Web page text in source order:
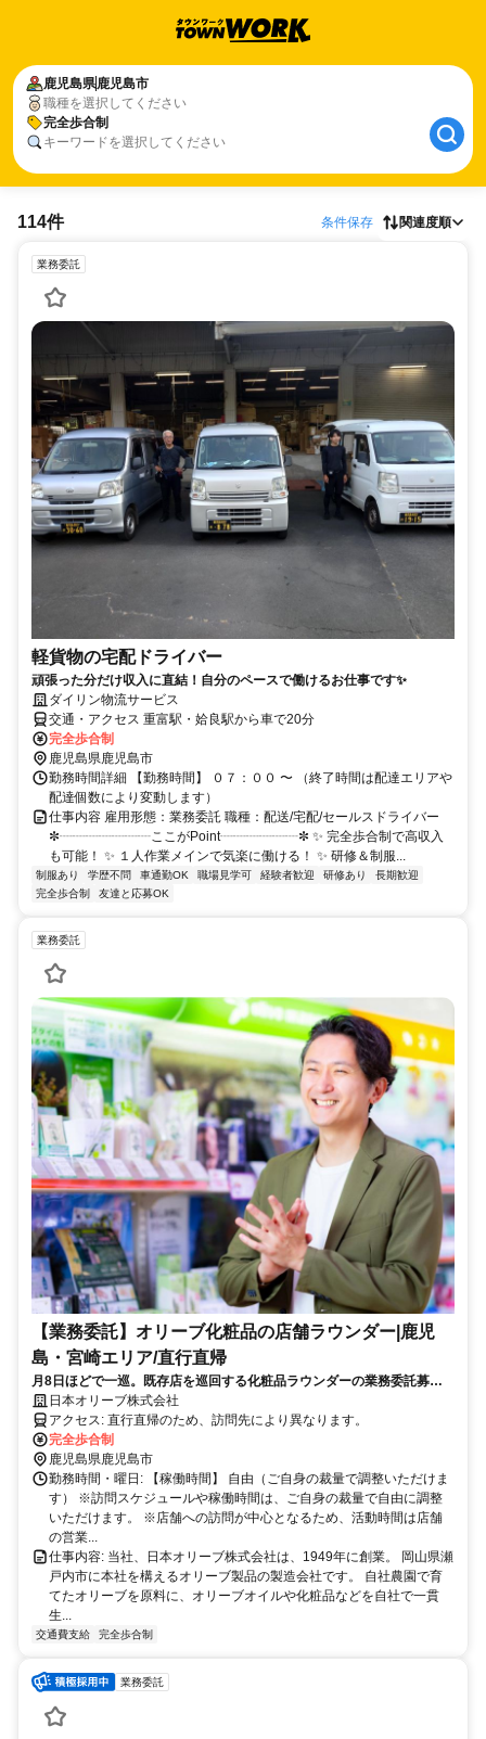
鹿児島県鹿児島市
職種を選択してください
完全歩合制
キーワードを選択してください
114件 条件保存 関連度順
業務委託
軽貨物の宅配ドライバー
頑張った分だけ収入に直結！自分のペースで働けるお仕事です✨
ダイリン物流サービス
交通・アクセス 重富駅・姶良駅から車で20分
完全歩合制
鹿児島県鹿児島市
勤務時間詳細 【勤務時間】 ０７：００ 〜 （終了時間は配達エリアや
配達個数により変動します）
仕事内容 雇用形態：業務委託 職種：配送/宅配/セールスドライバー
✼┈┈┈┈┈┈┈ここがPoint┈┈┈┈┈┈✼ ✨ 完全歩合制で高収入
も可能！ ✨ １人作業メインで気楽に働ける！ ✨ 研修＆制服...
制服あり 学歴不問 車通勤OK 職場見学可 経験者歓迎 研修あり
長期歓迎
完全歩合制
友達と応募OK
業務委託
【業務委託】オリーブ化粧品の店舗ラウンダー|鹿児
島・宮崎エリア/直行直帰
月8日ほどで一巡。既存店を巡回する化粧品ラウンダーの業務委託募集
｜直行直帰・経費全額負担◎
日本オリーブ株式会社
アクセス: 直行直帰のため、訪問先により異なります。
完全歩合制
鹿児島県鹿児島市
勤務時間・曜日: 【稼働時間】 自由（ご自身の裁量で調整いただけま
す） ※訪問スケジュールや稼働時間は、ご自身の裁量で自由に調整
いただけます。 ※店舗への訪問が中心となるため、活動時間は店舗
の営業...
仕事内容: 当社、日本オリーブ株式会社は、1949年に創業。 岡山県瀬
戸内市に本社を構えるオリーブ製品の製造会社です。 自社農園で育
てたオリーブを原料に、オリーブオイルや化粧品などを自社で一貫
生...
交通費支給 完全歩合制
業務委託